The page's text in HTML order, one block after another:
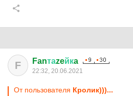
F Fanтаzeйкa
22:32, 20.06.2021
От пользователя Кролик)))...